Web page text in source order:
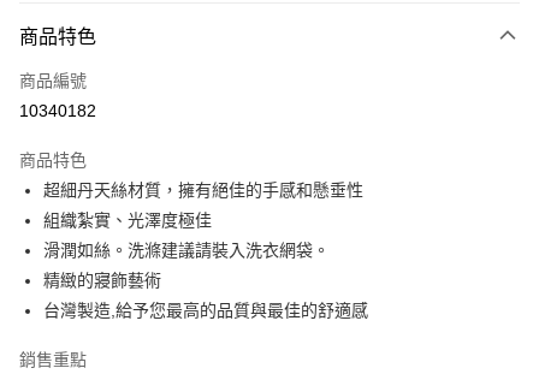
信用卡一次付款
信用卡分期付款
合作金庫商業銀行
華南商業銀行
彰化商業銀行
上海商業儲蓄銀行
國泰世華商業銀行
兆豐國際商業銀行
臺灣中小企業銀行
匯豐（台灣）商業銀行
華泰商業銀行
聯邦商業銀行
遠東國際商業銀行
元大商業銀行
6 期 0 利率 每期
華南商業銀行
上海商業儲蓄銀行
台北富邦商業銀行
國泰世華商業銀行
臺灣中小企業銀行
台中商業銀行
聯邦商業銀行
LINE Pay
Apple Pay
悠遊付
Google Pay
商品特色
商品編號
10340182
商品特色
超細丹天絲材質，擁有絕佳的手感和懸垂性
組織紮實、光澤度極佳
滑潤如絲。洗滌建議請裝入洗衣網袋。
精緻的寢飾藝術
台灣製造,給予您最高的品質與最佳的舒適感
銷售重點